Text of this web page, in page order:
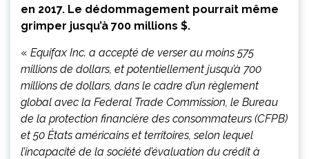
en 2017. Le dédommagement pourrait même
grimper jusqu’à 700 millions $.
« Equifax Inc. a accepté de verser au moins 575
millions de dollars, et potentiellement jusqu’à 700
millions de dollars, dans le cadre d’un règlement
global avec la Federal Trade Commission, le Bureau
de la protection financière des consommateurs (CFPB)
et 50 États américains et territoires, selon lequel
l’incapacité de la société d’évaluation du crédit à